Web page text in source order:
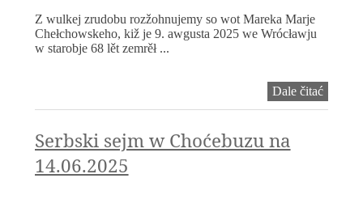
Z wulkej zrudobu rozžohnujemy so wot Mareka Marje
Chełchowskeho, kiž je 9. awgusta 2025 we Wrócławju
w starobje 68 lět zemrěł ...
Dale čitać
Serbski sejm w Choćebuzu na
14.06.2025